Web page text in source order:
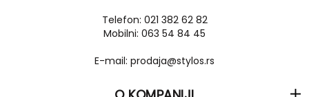
Telefon: 021 382 62 82
Mobilni: 063 54 84 45
E-mail: prodaja@stylos.rs